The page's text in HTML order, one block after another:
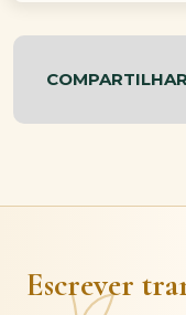
Escrever